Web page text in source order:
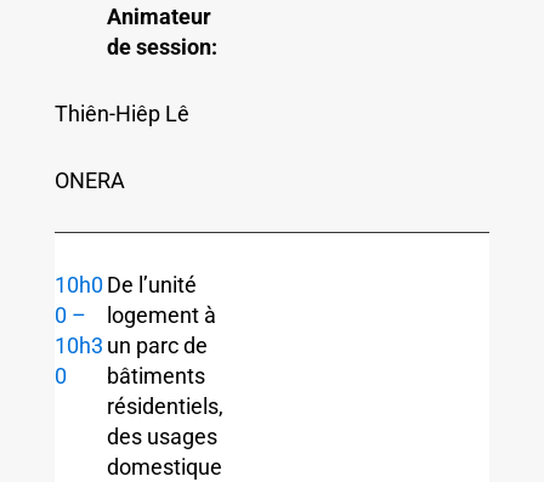
Animateur
de session:
Thiên-Hiêp Lê
ONERA
10h0
0 –
10h3
0
De l’unité
logement à
un parc de
bâtiments
résidentiels,
des usages
domestique